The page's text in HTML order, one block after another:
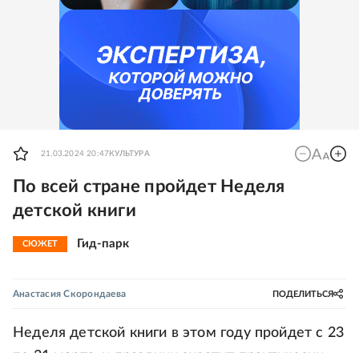
21.03.2024 20:47 КУЛЬТУРА
По всей стране пройдет Неделя
детской книги
СЮЖЕТ Гид-парк
Анастасия Скорондаева ПОДЕЛИТЬСЯ
Неделя детской книги в этом году пройдет с 23